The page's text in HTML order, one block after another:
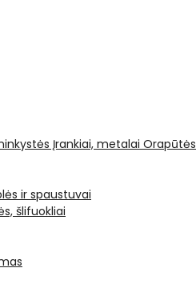
Įrankiai, metalai Orapūtės
ir spaustuvai
šlifuokliai